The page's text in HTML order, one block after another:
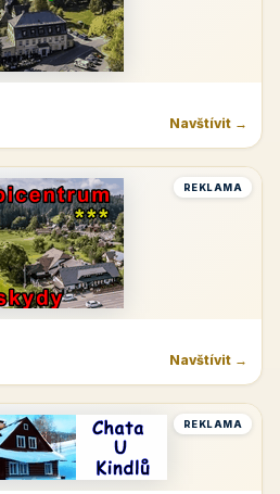
Navštívit →
REKLAMA
Navštívit →
REKLAMA